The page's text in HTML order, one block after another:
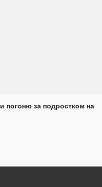
погоню за подростком на